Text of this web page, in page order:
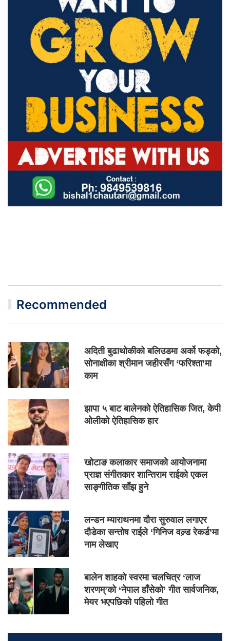
Recommended
अदिती बुढाथोकीको बलिउडमा अर्को फड्को,
सोनाक्षीका श्रीमान जहीरसँग ‘फरिश्ता’मा
काम
झापा ५ बाट बालेनको ऐतिहासिक जित, केपी
ओलीको ऐतिहासिक हार
खोटाङ कलाकार समाजको आयोजनामा
प्राज्ञ संगीतकार शान्तिराम राईको एकल
साङ्गीतिक साँझ हुने
लन्डन म्याराथनमा दौरा सुरुवाल लगाएर
दौडेका सन्तोष राईले ‘गिनिज वल्र्ड रेकर्ड’मा
नाम लेखाए
बालेन शाहको स्वरमा चलचित्र ‘लाज
शरणम्’को ‘नेपाल हाँसेको’ गीत सार्वजनिक,
मेयर भएपछिको पहिलो गीत